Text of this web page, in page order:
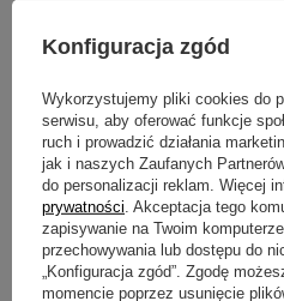
nie
Termin wysiewu
marzec kwiecień maj
Podmiot odpowiedzialny za ten produkt na
Konfiguracja zgód
Wykorzystujemy pliki cookies do
serwisu, aby oferować funkcje
ruch i prowadzić działania
jak i naszych Zaufanych
do personalizacji reklam. Więcej
prywatności . Akceptacja tego
zapisywanie na Twoim
przechowywania lub dostępu do
„Konfiguracja zgód”. Zgodę
momencie poprzez usunięcie